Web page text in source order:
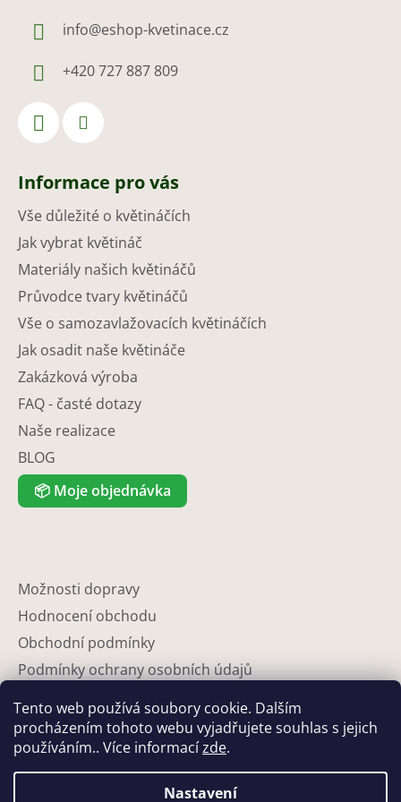
Tento web používá soubory cookie. Dalším
procházením tohoto webu vyjadřujete souhlas s jejich
používáním.. Více informacízde.
Nastavení
info@eshop-kvetinace.cz
+420 727 887 809
Informace pro vás
Vše důležité o květináčích
Jak vybrat květináč
Materiály našich květináčů
Průvodce tvary květináčů
Vše o samozavlažovacích květináčích
Jak osadit naše květináče
Zakázková výroba
FAQ - časté dotazy
Naše realizace
BLOG
📦 Moje objednávka
Možnosti dopravy
Hodnocení obchodu
Obchodní podmínky
Podmínky ochrany osobních údajů
Partneři
Kontakty